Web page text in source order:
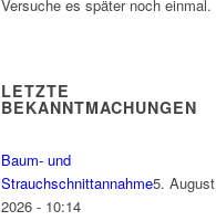
Versuche es später noch einmal.
LETZTE
BEKANNTMACHUNGEN
Baum- und
Strauchschnittannahme5. August
2026 - 10:14